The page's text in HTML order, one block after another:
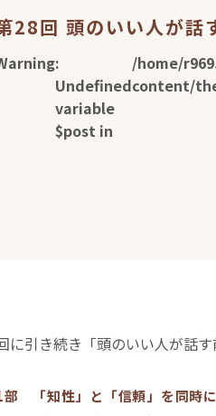
28回 頭のいい人が話
:
Undefined
variable
$post in
/home/
content/
に引き続き「頭のいい人が話
部 「知性」と「信頼」を同時